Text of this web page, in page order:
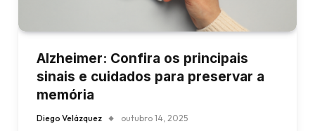
Alzheimer: Confira os principais
sinais e cuidados para preservar a
memória
Diego Velázquez outubro 14, 2025